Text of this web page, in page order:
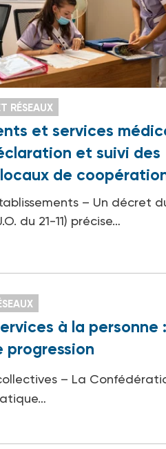
RÉSEAUX
et services
et suivi des
de
– Un décret
du 21-11) précise…
à la personne
progression
– La